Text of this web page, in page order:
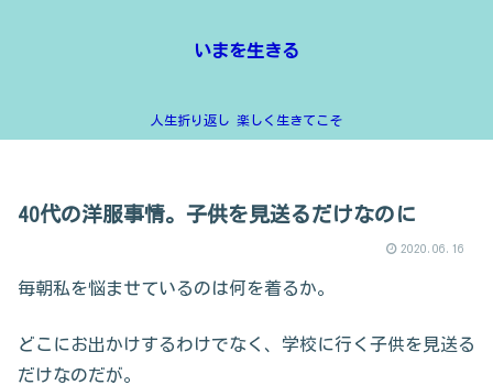
いまを生きる
人生折り返し 楽しく生きてこそ
40代の洋服事情。子供を見送るだけなのに
2020.06.16
毎朝私を悩ませているのは何を着るか。
どこにお出かけするわけでなく、学校に行く子供を見送る
だけなのだが。